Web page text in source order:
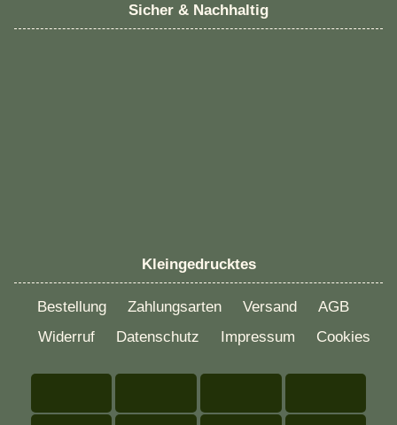
Sicher & Nachhaltig
Kleingedrucktes
Bestellung Zahlungsarten Versand
AGB
Widerruf
Datenschutz Impressum Cookies